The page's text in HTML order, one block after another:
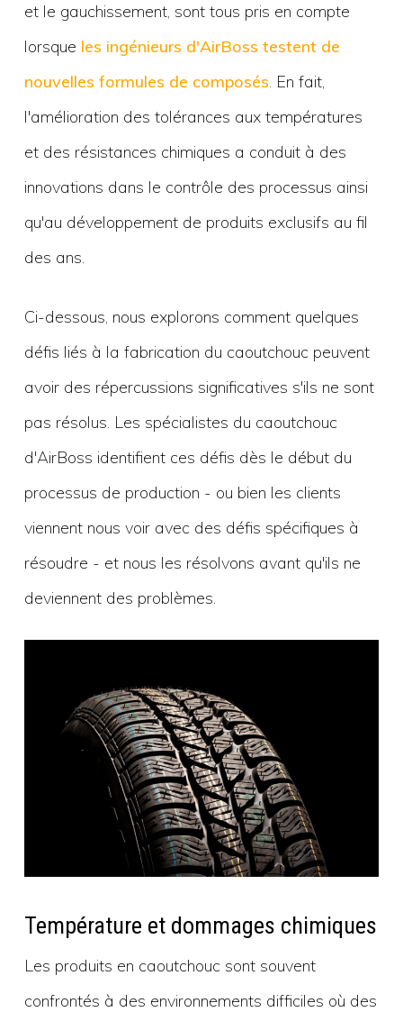
et le gauchissement, sont tous pris en compte
lorsque les ingénieurs d'AirBoss testent de
nouvelles formules de composés. En fait,
l'amélioration des tolérances aux températures
et des résistances chimiques a conduit à des
innovations dans le contrôle des processus ainsi
qu'au développement de produits exclusifs au fil
des ans.
Ci-dessous, nous explorons comment quelques
défis liés à la fabrication du caoutchouc peuvent
avoir des répercussions significatives s'ils ne sont
pas résolus. Les spécialistes du caoutchouc
d'AirBoss identifient ces défis dès le début du
processus de production - ou bien les clients
viennent nous voir avec des défis spécifiques à
résoudre - et nous les résolvons avant qu'ils ne
deviennent des problèmes.
Température et dommages chimiques
Les produits en caoutchouc sont souvent
confrontés à des environnements difficiles où des